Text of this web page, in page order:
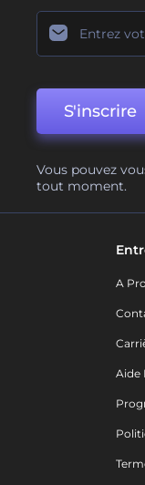
S'inscrire
Vous pouvez
tout moment.
A
Aide